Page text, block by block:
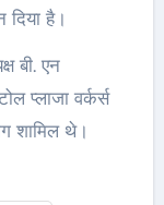
है।
बी. एन
प्लाजा वर्कर्स
शामिल थे।